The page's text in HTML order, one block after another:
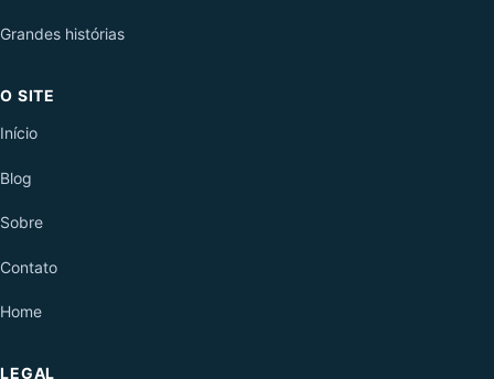
Grandes histórias
O SITE
Início
Blog
Sobre
Contato
Home
LEGAL